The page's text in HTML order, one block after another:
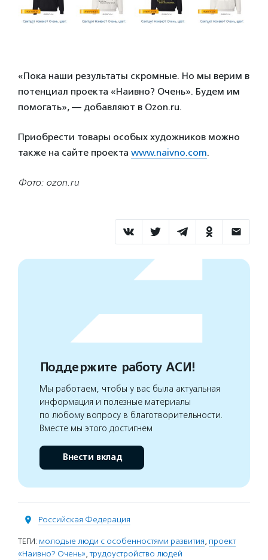
«Пока наши результаты скромные. Но мы верим в
потенциал проекта «Наивно? Очень». Будем им
помогать», — добавляют в Ozon.ru.
Приобрести товары особых художников можно
также на сайте проекта www.naivno.com.
Фото: ozon.ru
Поддержите работу АСИ!
Мы работаем, чтобы у вас была актуальная
информация и полезные материалы
по любому вопросу в благотворительности.
Вместе мы этого достигнем
Внести вклад
Российская Федерация
ТЕГИ: молодые люди с особенностями развития, проект
«Наивно? Очень»,трудоустройство людей